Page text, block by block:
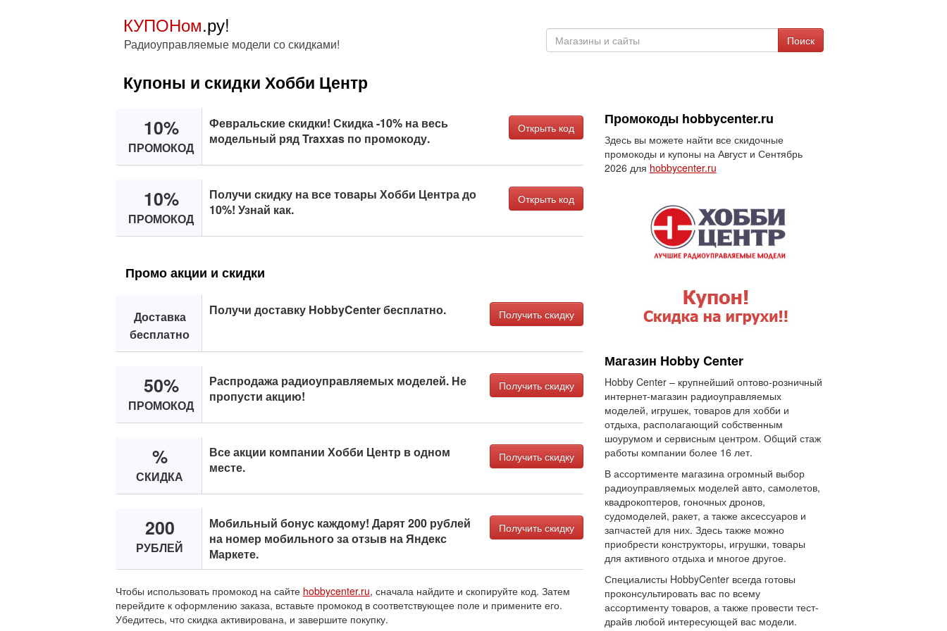
КУПОНом.ру!
Радиоуправляемые модели со скидками! Поиск
Купоны и скидки Хобби Центр
10%
ПРОМОКОД
Февральские скидки! Скидка -10% на весь
модельный ряд Traxxas по промокоду.
Открыть код
10%
ПРОМОКОД
Получи скидку на все товары Хобби Центра до
10%! Узнай как.
Открыть код
Промо акции и скидки
Доставка
бесплатно
Получи доставку HobbyCenter бесплатно. Получить скидку
50%
ПРОМОКОД
Распродажа радиоуправляемых моделей. Не
пропусти акцию!
Получить скидку
%
СКИДКА
Все акции компании Хобби Центр в одном
месте.
Получить скидку
200
РУБЛЕЙ
Мобильный бонус каждому! Дарят 200 рублей
на номер мобильного за отзыв на Яндекс
Маркете.
Получить скидку
Чтобы использовать промокод на сайте hobbycenter.ru, сначала найдите и скопируйте код. Затем
перейдите к оформлению заказа, вставьте промокод в соответствующее поле и примените его.
Убедитесь, что скидка активирована, и завершите покупку.
Промокоды hobbycenter.ru
Здесь вы можете найти все скидочные
промокоды и купоны на Август и Сентябрь
2026 для hobbycenter.ru
Магазин Hobby Center
Hobby Center – крупнейший оптово-розничный
интернет-магазин радиоуправляемых
моделей, игрушек, товаров для хобби и
отдыха, располагающий собственным
шоурумом и сервисным центром. Общий стаж
работы компании более 16 лет.
В ассортименте магазина огромный выбор
радиоуправляемых моделей авто, самолетов,
квадрокоптеров, гоночных дронов,
судомоделей, ракет, а также аксессуаров и
запчастей для них. Здесь также можно
приобрести конструкторы, игрушки, товары
для активного отдыха и многое другое.
Специалисты HobbyCenter всегда готовы
проконсультировать вас по всему
ассортименту товаров, а также провести тест-
драйв любой интересующей вас модели.